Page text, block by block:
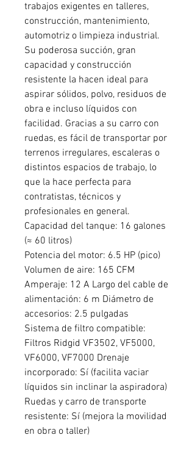
trabajos exigentes en talleres,
construcción, mantenimiento,
automotriz o limpieza industrial.
Su poderosa succión, gran
capacidad y construcción
resistente la hacen ideal para
aspirar sólidos, polvo, residuos de
obra e incluso líquidos con
facilidad. Gracias a su carro con
ruedas, es fácil de transportar por
terrenos irregulares, escaleras o
distintos espacios de trabajo, lo
que la hace perfecta para
contratistas, técnicos y
profesionales en general.
Capacidad del tanque: 16 galones
(≈ 60 litros)
Potencia del motor: 6.5 HP (pico)
Volumen de aire: 165 CFM
Amperaje: 12 A Largo del cable de
alimentación: 6 m Diámetro de
accesorios: 2.5 pulgadas
Sistema de filtro compatible:
Filtros Ridgid VF3502, VF5000,
VF6000, VF7000 Drenaje
incorporado: Sí (facilita vaciar
líquidos sin inclinar la aspiradora)
Ruedas y carro de transporte
resistente: Sí (mejora la movilidad
en obra o taller)